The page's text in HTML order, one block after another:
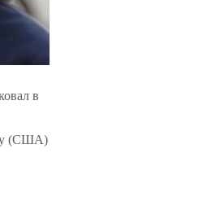
в
(США)